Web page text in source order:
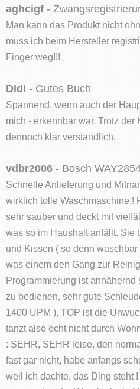
aghcigf -
Man kann das Produkt nicht
muss ich beim Hersteller
Finger weg!!!
Didi - Gutes Buch
Spannend, wenn auch der
mich - erkennbar war. Trotz
dennoch klar verständlich.
vdbr2006 - Bosch
Schnelle Anlieferung und
wirklich tolle Waschmaschine !
sehr sauber und deckt mit
was so im Haushalt anfällt. Sie
und Kissen ( so denn
was einem den Gang zur
Programmierung ist
zu bedienen, sehr gute
1400 UPM ), TOP ist die
tanzt also echt nicht durch
: SEHR, SEHR leise, den
fast gar nicht, habe anfangs
weil ich dachte, das Ding steht